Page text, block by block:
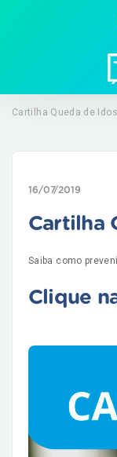
Cartilha Queda de
16/07/2019
Cartilha
Saiba como
Clique